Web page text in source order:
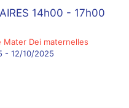
14h00 - 17h00
Mater Dei maternelles
- 12/10/2025